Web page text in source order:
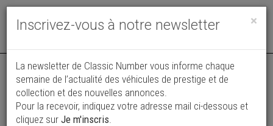
Toggle
×
Inscrivez-vous à notre newsletter
La newsletter de Classic Number vous informe chaque
semaine de l’actualité des véhicules de prestige et de
collection et des nouvelles annonces.
Pour la recevoir, indiquez votre adresse mail ci-dessous et
cliquez sur Je m'inscris.